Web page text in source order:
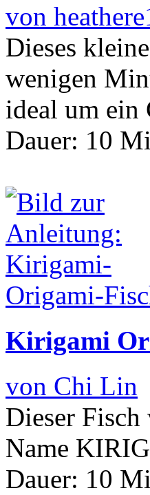
von
Dieses
wenigen
ideal um ein
Dauer: 10
Kirigami
von Chi Lin
Dieser
Name
Dauer: 10